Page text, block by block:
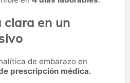
clara en un
de embarazo en
prescripción médica.